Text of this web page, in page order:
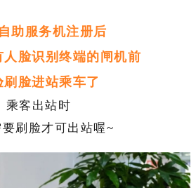
助服务机注册后
人脸识别终端的闸机前
刷脸进站乘车了
乘客出站时
要刷脸才可出站喔~